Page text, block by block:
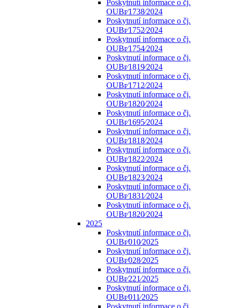
Poskytnutí informace o čj.
OUBr⁄1738⁄2024
Poskytnutí informace o čj.
OUBr⁄1752⁄2024
Poskytnutí informace o čj.
OUBr⁄1754⁄2024
Poskytnutí informace o čj.
OUBr⁄1819⁄2024
Poskytnutí informace o čj.
OUBr⁄1712⁄2024
Poskytnutí informace o čj.
OUBr⁄1820⁄2024
Poskytnutí informace o čj.
OUBr⁄1695⁄2024
Poskytnutí informace o čj.
OUBr⁄1818⁄2024
Poskytnutí informace o čj.
OUBr⁄1822⁄2024
Poskytnutí informace o čj.
OUBr⁄1823⁄2024
Poskytnutí informace o čj.
OUBr⁄1831⁄2024
Poskytnutí informace o čj.
OUBr⁄1820⁄2024
2025
Poskytnutí informace o čj.
OUBr⁄010⁄2025
Poskytnutí informace o čj.
OUBr⁄028⁄2025
Poskytnutí informace o čj.
OUBr⁄221⁄2025
Poskytnutí informace o čj.
OUBr⁄011⁄2025
Poskytnutí informace o čj.